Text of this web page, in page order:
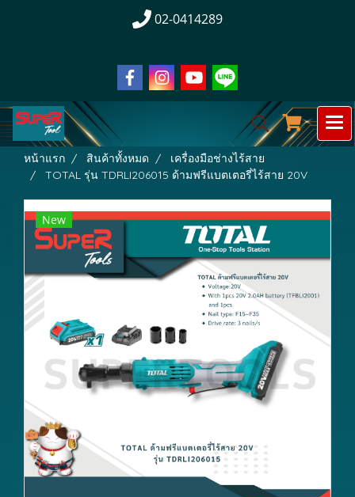
02-0414289
หน้าแรก สินค้าทั้งหมด
เครื่องมือช่างไร้สาย
TOTAL รุ่น TDRLI206015 ด้ามฟรีแบตเตอรี่ไร้สาย 20V
New